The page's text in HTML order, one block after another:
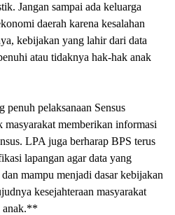
Jangan sampai ada keluarga
daerah karena kesalahan
kebijakan yang lahir dari data
atau tidaknya hak-hak anak
pelaksanaan Sensus
memberikan informasi
LPA juga berharap BPS terus
lapangan agar data yang
mampu menjadi dasar kebijakan
kesejahteraan masyarakat
anak.**